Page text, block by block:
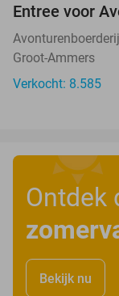
Entree voor
Groot-Ammers
Verkocht: 8.585
Ontdek
Bekijk nu